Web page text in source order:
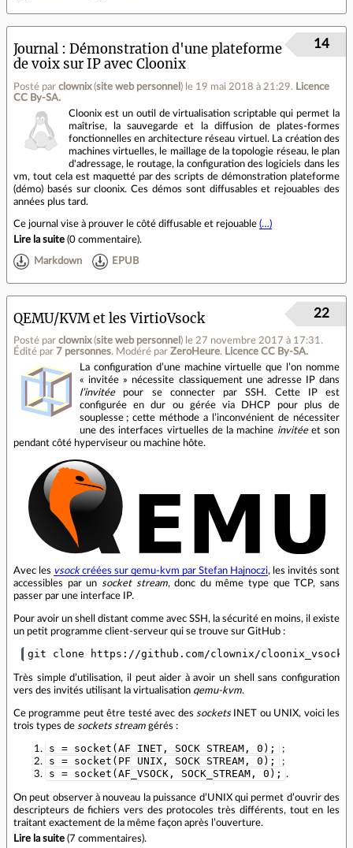
Journal
Démonstration d'une plateforme
de voix sur IP avec Cloonix
Posté par clownix(site web personnel ) le 19 mai 2018 à 21:29. Licence
CC By‑SA.
14
Cloonix est un outil de virtualisation scriptable qui permet la
maîtrise, la sauvegarde et la diffusion de plates-formes
fonctionnelles en architecture réseau virtuel. La création des
machines virtuelles, le maillage de la topologie réseau, le plan
d'adressage, le routage, la configuration des logiciels dans les
vm, tout cela est maquetté par des scripts de démonstration plateforme
(démo) basés sur cloonix. Ces démos sont diffusables et rejouables des
années plus tard.
Ce journal vise à prouver le côté diffusable et rejouable (…)
Lire la suite (0 commentaire).
Markdown EPUB
QEMU/KVM et les VirtioVsock
Posté par clownix(site web personnel ) le 27 novembre 2017 à 17:31 .
Édité par 7 personnes. Modéré par ZeroHeure. Licence CC By‑SA.
22
La configuration d’une machine virtuelle que l’on nomme
« invitée » nécessite classiquement une adresse IP dans
l’invitéepour se connecter par SSH. Cette IP est
configurée en dur ou gérée via DHCP pour plus de
souplesse ; cette méthode a l’inconvénient de nécessiter
une des interfaces virtuelles de la machine invitéeet son
pendant côté hyperviseur ou machine hôte.
Avec les vsockcréées sur qemu-kvm par Stefan Hajnoczi, les invités sont
accessibles par un socket stream, donc du même type que TCP, sans
passer par une interface IP.
Pour avoir un shell distant comme avec SSH, la sécurité en moins, il existe
un petit programme client‐serveur qui se trouve sur GitHub :
Très simple d’utilisation, il peut aider à avoir un shell sans configuration
vers des invités utilisant la virtualisation qemu-kvm.
Ce programme peut être testé avec des socketsINET ou UNIX, voici les
trois types de sockets stream gérés :
s = socket(AF_INET, SOCK_STREAM, 0); ;
s = socket(PF_UNIX, SOCK_STREAM, 0); ;
s = socket(AF_VSOCK, SOCK_STREAM, 0); .
On peut observer à nouveau la puissance d’UNIX qui permet d’ouvrir des
descripteurs de fichiers vers des protocoles très différents, tout en les
traitant exactement de la même façon après l’ouverture.
Lire la suite (7 commentaires).